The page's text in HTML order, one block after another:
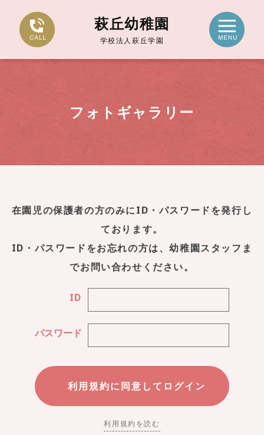
萩丘幼稚園
学校法人萩丘学園
フォトギャラリー
在園児の保護者の方のみにID・パスワードを発行し
ております。
ID・パスワードをお忘れの方は、幼稚園スタッフま
でお問い合わせください。
ID
パスワード
利用規約を読む